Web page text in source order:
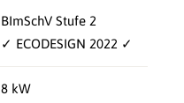
BImSchV Stufe 2
✓ ECODESIGN 2022 ✓
8 kW